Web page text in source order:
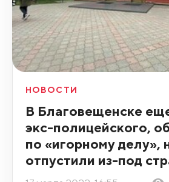
НОВОСТИ
В Благовещенске
экс-полицейского,
по «игорному делу»,
отпустили из-под